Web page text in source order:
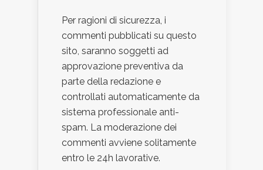
Per ragioni di sicurezza, i
commenti pubblicati su questo
sito, saranno soggetti ad
approvazione preventiva da
parte della redazione e
controllati automaticamente da
sistema professionale anti-
spam. La moderazione dei
commenti avviene solitamente
entro le 24h lavorative.